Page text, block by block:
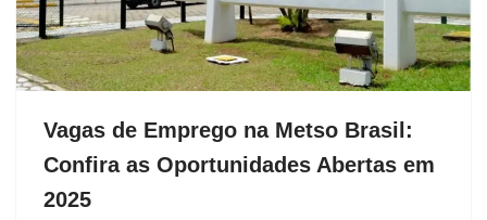
Vagas de Emprego na Metso Brasil:
Confira as Oportunidades Abertas em
2025